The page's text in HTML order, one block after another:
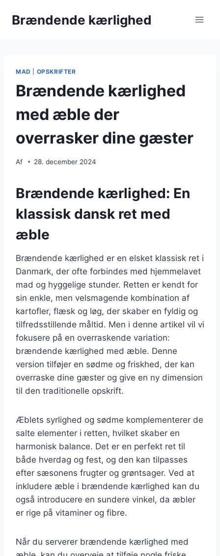
Brændende kærlighed
MAD OPSKRIFTER
Brændende kærlighed
med æble der
overrasker dine gæster
Af 28. december 2024
Brændende kærlighed: En
klassisk dansk ret med
æble
Brændende kærlighed er en elsket klassisk ret i
Danmark, der ofte forbindes med hjemmelavet
mad og hyggelige stunder. Retten er kendt for
sin enkle, men velsmagende kombination af
kartofler, flæsk og løg, der skaber en fyldig og
tilfredsstillende måltid. Men i denne artikel vil vi
fokusere på en overraskende variation:
brændende kærlighed med æble. Denne
version tilføjer en sødme og friskhed, der kan
overraske dine gæster og give en ny dimension
til den traditionelle opskrift.
Æblets syrlighed og sødme komplementerer de
salte elementer i retten, hvilket skaber en
harmonisk balance. Det er en perfekt ret til
både hverdag og fest, og den kan tilpasses
efter sæsonens frugter og grøntsager. Ved at
inkludere æble i brændende kærlighed kan du
også introducere en sundere vinkel, da æbler
er rige på vitaminer og fibre.
Når du serverer brændende kærlighed med